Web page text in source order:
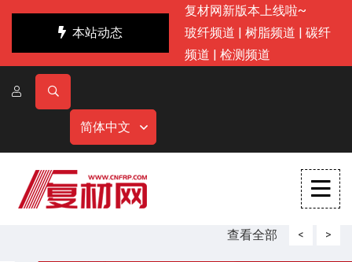
本站动态
复材网新版本上线啦~
玻纤频道 | 树脂频道 | 碳纤
频道 | 检测频道
简体中文
查看全部 < >